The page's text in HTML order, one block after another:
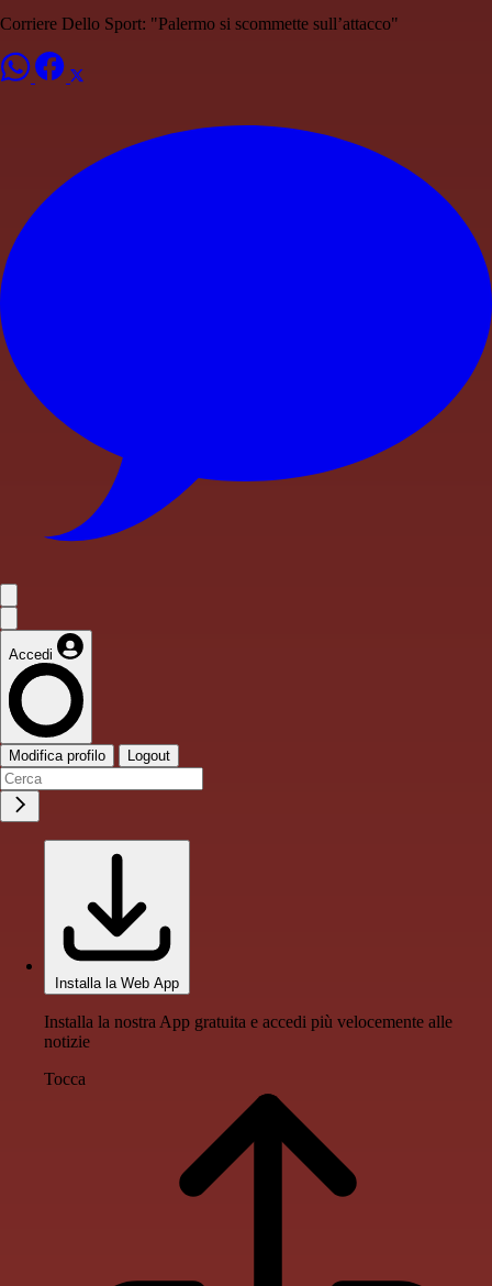
Corriere Dello Sport: "Palermo si scommette sull’attacco"
Accedi
Modifica profilo Logout
Installa la Web App
Installa la nostra App gratuita e accedi più velocemente alle
notizie
Tocca